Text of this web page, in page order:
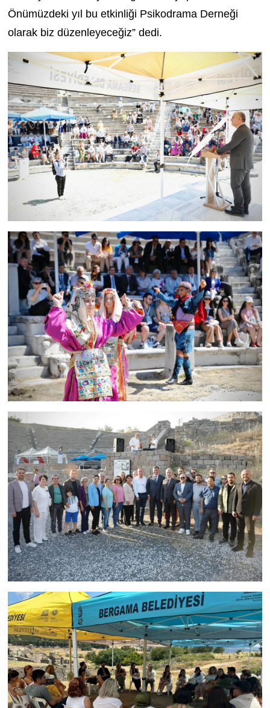
Önümüzdeki yıl bu etkinliği Psikodrama Derneği
olarak biz düzenleyeceğiz” dedi.